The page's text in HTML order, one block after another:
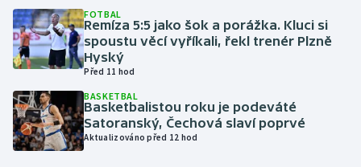
Motorsport
Olympijské hry
Parasport
Plavání
FOTBAL
Remíza 5:5 jako šok a porážka. Kluci si
spoustu věcí vyříkali, řekl trenér Plzně
Hyský
Před 11 hod
BASKETBAL
Basketbalistou roku je podeváté
Satoranský, Čechová slaví poprvé
Aktualizováno před 12 hod